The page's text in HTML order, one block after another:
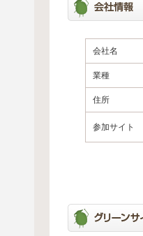
会社名
業種
住所
参加サイト